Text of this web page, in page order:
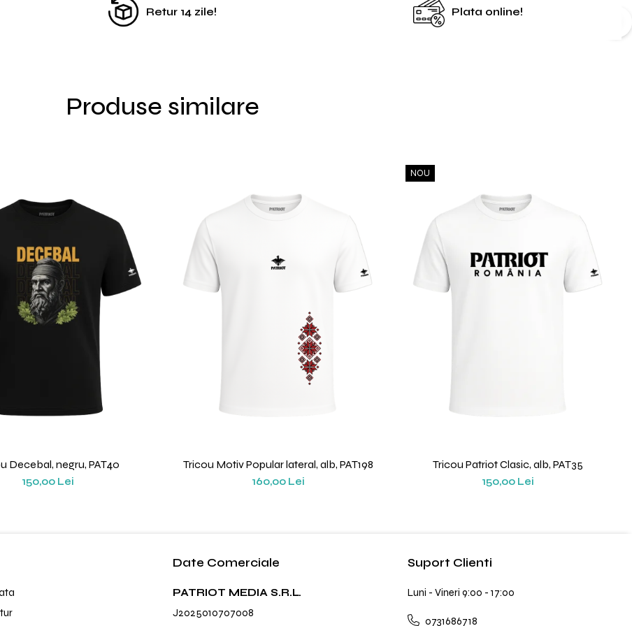
Retur 14 zile! Plata online!
Produse similare
Decebal, negru, PAT40
150,00 Lei
Tricou Motiv Popular lateral, alb, PAT198
160,00 Lei
NOU
Tricou Patriot Clasic, alb, PAT35
150,00 Lei
Date Comerciale
PATRIOT MEDIA S.R.L.
J2025010707008
Suport Clienti
Luni - Vineri 9:00 - 17:00
0731686718